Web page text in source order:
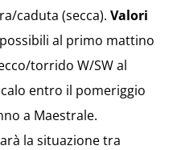
caduta (secca). Valori
al primo mattino
torrido W/SW al
entro il pomeriggio
a Maestrale.
la situazione tra